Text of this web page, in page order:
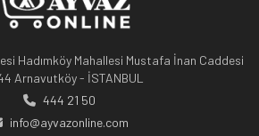
Hadımköy Mahallesi Mustafa İnan Caddesi
Arnavutköy - İSTANBUL
444 21 50
info@ayvazonline.com